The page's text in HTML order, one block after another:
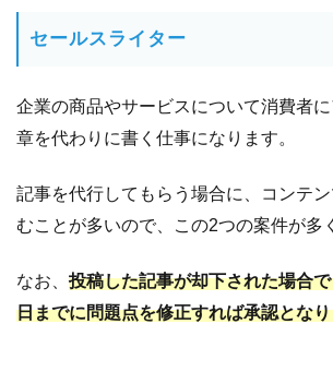
ライ
プリ
で稼
11.2.1
「ホ
でっ
か！
TV」
セールスライター
企業の商品やサービスについて消費者
章を代わりに書く仕事になります。
記事を代行してもらう場合に、コンテ
むことが多いので、この2つの案件が多
なお、 投稿した記事が却下された場合
日までに問題点を修正すれば承認とな